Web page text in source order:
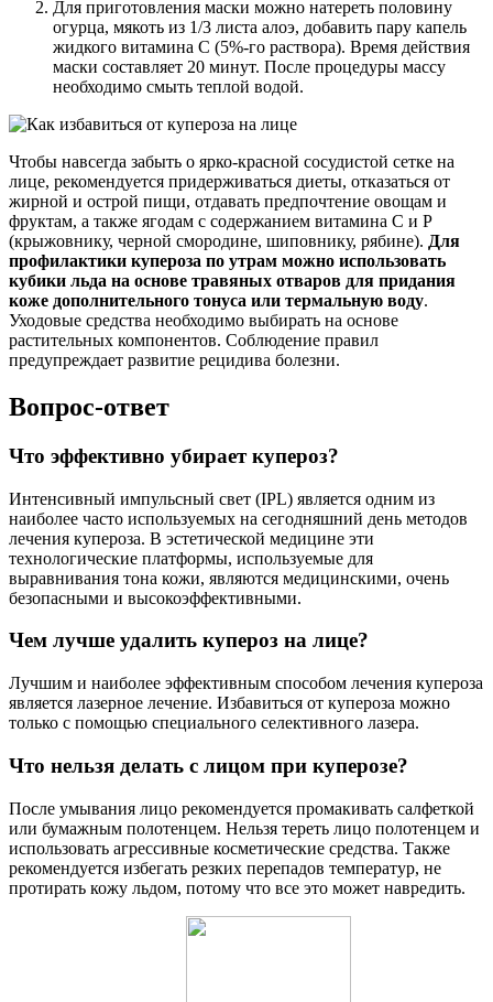
Для приготовления маски можно натереть половину
огурца, мякоть из 1/3 листа алоэ, добавить пару капель
жидкого витамина С (5%-го раствора). Время действия
маски составляет 20 минут. После процедуры массу
необходимо смыть теплой водой.
Чтобы навсегда забыть о ярко-красной сосудистой сетке на
лице, рекомендуется придерживаться диеты, отказаться от
жирной и острой пищи, отдавать предпочтение овощам и
фруктам, а также ягодам с содержанием витамина С и Р
(крыжовнику, черной смородине, шиповнику, рябине). Для
профилактики купероза по утрам можно использовать
кубики льда на основе травяных отваров для придания
коже дополнительного тонуса или термальную воду.
Уходовые средства необходимо выбирать на основе
растительных компонентов. Соблюдение правил
предупреждает развитие рецидива болезни.
Вопрос-ответ
Что эффективно убирает купероз?
Интенсивный импульсный свет (IPL) является одним из
наиболее часто используемых на сегодняшний день методов
лечения купероза. В эстетической медицине эти
технологические платформы, используемые для
выравнивания тона кожи, являются медицинскими, очень
безопасными и высокоэффективными.
Чем лучше удалить купероз на лице?
Лучшим и наиболее эффективным способом лечения купероза
является лазерное лечение. Избавиться от купероза можно
только с помощью специального селективного лазера.
Что нельзя делать с лицом при куперозе?
После умывания лицо рекомендуется промакивать салфеткой
или бумажным полотенцем. Нельзя тереть лицо полотенцем и
использовать агрессивные косметические средства. Также
рекомендуется избегать резких перепадов температур, не
протирать кожу льдом, потому что все это может навредить.